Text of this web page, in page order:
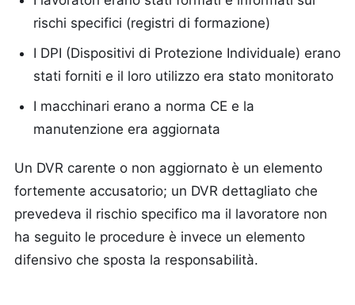
rischi specifici (registri di formazione)
I DPI (Dispositivi di Protezione Individuale) erano
stati forniti e il loro utilizzo era stato monitorato
I macchinari erano a norma CE e la
manutenzione era aggiornata
Un DVR carente o non aggiornato è un elemento
fortemente accusatorio; un DVR dettagliato che
prevedeva il rischio specifico ma il lavoratore non
ha seguito le procedure è invece un elemento
difensivo che sposta la responsabilità.